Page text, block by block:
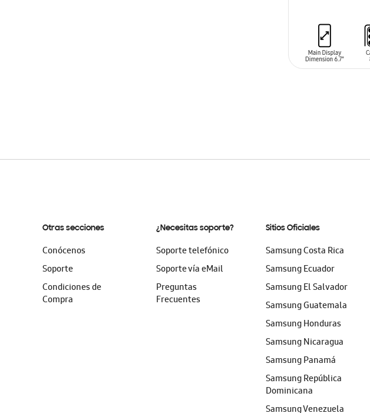
Otras secciones
Conócenos
Soporte
Condiciones de
Compra
¿Necesitas soporte?
Soporte telefónico
Soporte vía eMail
Preguntas
Frecuentes
Sitios Oficiales
Samsung Costa Rica
Samsung Ecuador
Samsung El Salvador
Samsung Guatemala
Samsung Honduras
Samsung Nicaragua
Samsung Panamá
Samsung República
Dominicana
Samsung Venezuela